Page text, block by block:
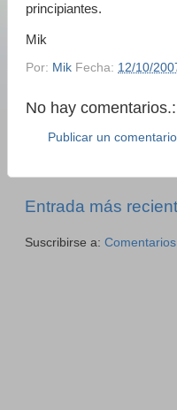
principiantes.
Mik
Por: Mik Fecha: 12/10/
No hay comentarios.:
Publicar un comentario
Entrada más
Suscribirse a: